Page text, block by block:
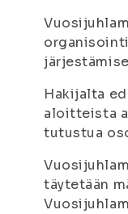
Hakijalta
aloitteista
tutustua
täytetään